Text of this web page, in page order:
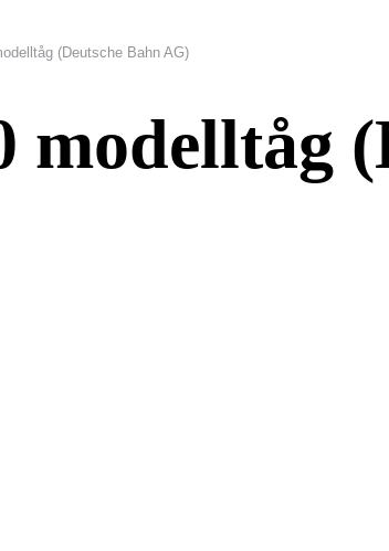
(Deutsche Bahn AG)